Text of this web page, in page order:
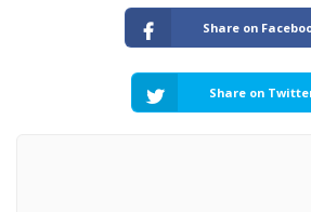
Share on
Share on